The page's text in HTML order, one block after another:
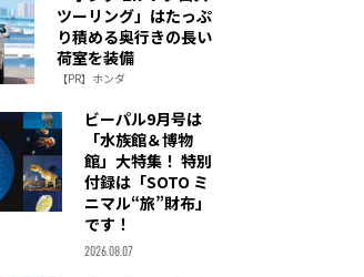
ツーリング」はたっぷ
り積める奥行きの長い
荷室を装備
【PR】ホンダ
ビーパル9月号は
「水族館＆博物
館」大特集！ 特別
付録は「SOTO ミ
ニマル“旅”財布」
です！
2026.08.07